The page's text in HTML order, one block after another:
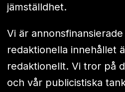
jämställdhet.
Vi är
redaktionella innehållet
redaktionellt. Vi tror på
och vår publicistiska